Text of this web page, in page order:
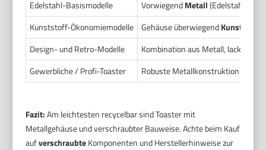
Edelstahl-Basismodelle
VorwiegendMetall(Edelstahl)
Kunststoff-Ökonomiemodelle
Gehäuse überwiegendKunststoff
Design- und Retro-Modelle
Kombination aus Metall,
Gewerbliche / Profi-Toaster
Robuste Metallkonstruktion
Fazit:Am leichtesten recycelbar sind Toaster mit
Metallgehäuse und verschraubter Bauweise. Achte beim Kauf
aufverschraubteKomponenten und Herstellerhinweise zur